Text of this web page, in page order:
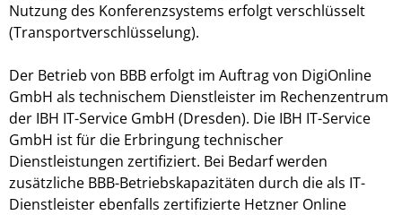
Nutzung des Konferenzsystems erfolgt verschlüsselt
(Transportverschlüsselung).
Der Betrieb von BBB erfolgt im Auftrag von DigiOnline
GmbH als technischem Dienstleister im Rechenzentrum
der IBH IT-Service GmbH (Dresden). Die IBH IT-Service
GmbH ist für die Erbringung technischer
Dienstleistungen zertifiziert. Bei Bedarf werden
zusätzliche BBB-Betriebskapazitäten durch die als IT-
Dienstleister ebenfalls zertifizierte Hetzner Online